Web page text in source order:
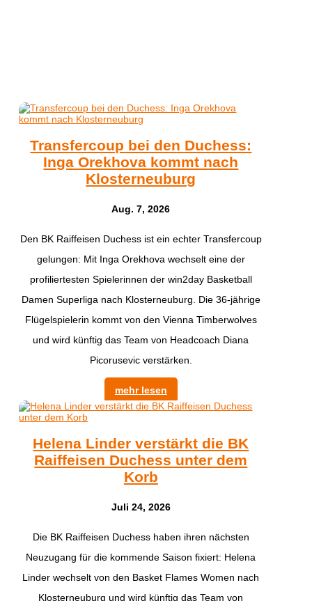
Transfercoup bei den Duchess:
Inga Orekhova kommt nach
Klosterneuburg
Aug. 7, 2026
Den BK Raiffeisen Duchess ist ein echter Transfercoup
gelungen: Mit Inga Orekhova wechselt eine der
profiliertesten Spielerinnen der win2day Basketball
Damen Superliga nach Klosterneuburg. Die 36-jährige
Flügelspielerin kommt von den Vienna Timberwolves
und wird künftig das Team von Headcoach Diana
Picorusevic verstärken.
mehr lesen
Helena Linder verstärkt die BK
Raiffeisen Duchess unter dem
Korb
Juli 24, 2026
Die BK Raiffeisen Duchess haben ihren nächsten
Neuzugang für die kommende Saison fixiert: Helena
Linder wechselt von den Basket Flames Women nach
Klosterneuburg und wird künftig das Team von